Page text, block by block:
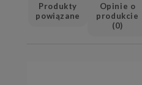
Produkty
powiązane
Opinie o
produkcie
(0)